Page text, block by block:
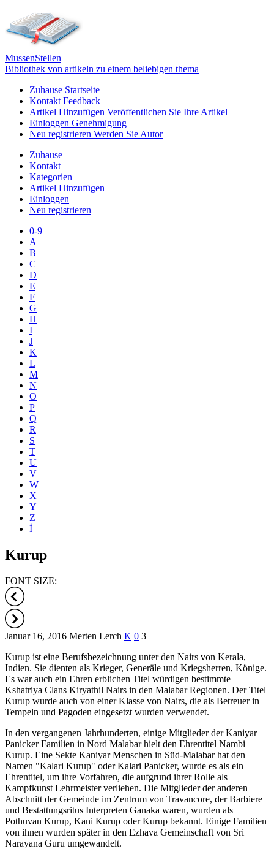
MussenStellen
Bibliothek von artikeln zu einem beliebigen thema
Zuhause Startseite
Kontakt Feedback
Artikel Hinzufügen Veröffentlichen Sie Ihre Artikel
Einloggen Genehmigung
Neu registrieren Werden Sie Autor
Zuhause
Kontakt
Kategorien
Artikel Hinzufügen
Einloggen
Neu registrieren
0-9
A
B
C
D
E
F
G
H
I
J
K
L
M
N
O
P
Q
R
S
T
U
V
W
X
Y
Z
İ
Kurup
FONT SIZE:
Januar 16, 2016 Merten Lerch K 0 3
Kurup ist eine Berufsbezeichnung unter den Nairs von Kerala,
Indien. Sie dienten als Krieger, Generäle und Kriegsherren, Könige.
Es war auch ein Ehren erblichen Titel würdigen bestimmte
Kshatriya Clans Kiryathil Nairs in den Malabar Regionen. Der Titel
Kurup wurde auch von einer Klasse von Nairs, die als Betreuer in
Tempeln und Pagoden eingesetzt wurden verwendet.
In den vergangenen Jahrhunderten, einige Mitglieder der Kaniyar
Panicker Familien in Nord Malabar hielt den Ehrentitel Nambi
Kurup. Eine Sekte Kaniyar Menschen in Süd-Malabar hat den
Namen "Kalari Kurup" oder Kalari Panicker, wurde es als ein
Ehrentitel, um ihre Vorfahren, die aufgrund ihrer Rolle als
Kampfkunst Lehrmeister verliehen. Die Mitglieder der anderen
Abschnitt der Gemeinde im Zentrum von Travancore, der Barbiere
und Bestattungsritus Interpreten Ganaka waren, wurden als
Pothuvan Kurup, Kani Kurup oder Kurup bekannt. Einige Familien
von ihnen wurden später in den Ezhava Gemeinschaft von Sri
Narayana Guru umgewandelt.